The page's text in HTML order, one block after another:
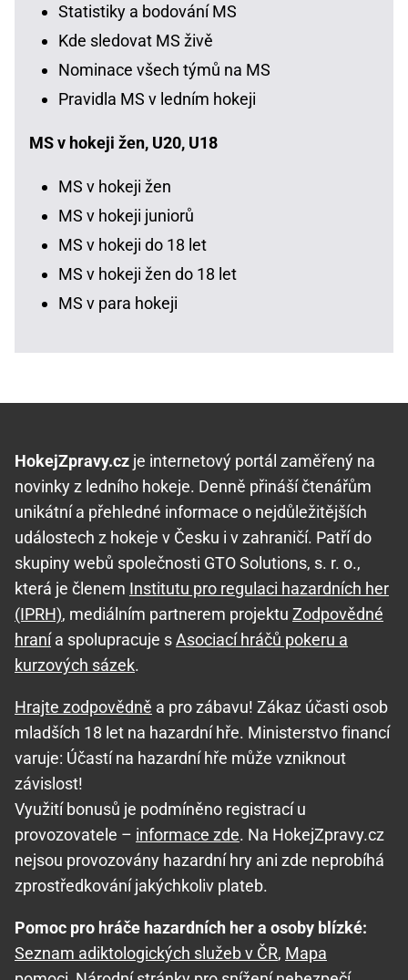
Statistiky a bodování MS
Kde sledovat MS živě
Nominace všech týmů na MS
Pravidla MS v ledním hokeji
MS v hokeji žen, U20, U18
MS v hokeji žen
MS v hokeji juniorů
MS v hokeji do 18 let
MS v hokeji žen do 18 let
MS v para hokeji
HokejZpravy.cz je internetový portál zaměřený na
novinky z ledního hokeje. Denně přináší čtenářům
unikátní a přehledné informace o nejdůležitějších
událostech z hokeje v Česku i v zahraničí. Patří do
skupiny webů společnosti GTO Solutions, s. r. o.,
která je členem Institutu pro regulaci hazardních her
(IPRH), mediálním partnerem projektu Zodpovědné
hranía spolupracuje sAsociací hráčů pokeru a
kurzových sázek.
Hrajte zodpovědně a pro zábavu! Zákaz účasti osob
mladších 18 let na hazardní hře. Ministerstvo financí
varuje: Účastí na hazardní hře může vzniknout
závislost!
Využití bonusů je podmíněno registrací u
provozovatele – informace zde. Na HokejZpravy.cz
nejsou provozovány hazardní hry ani zde neprobíhá
zprostředkování jakýchkoliv plateb.
Pomoc pro hráče hazardních her a osoby blízké:
Seznam adiktologických služeb v ČR, Mapa